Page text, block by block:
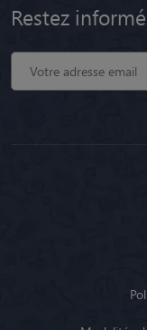
Restez